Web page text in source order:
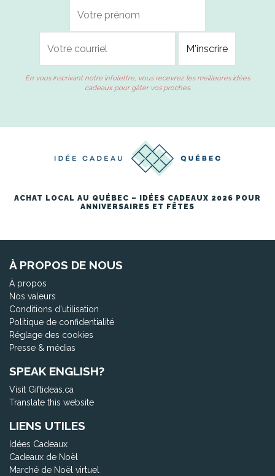
En vous inscrivant notre infolettre, vous recevrez les meilleures idées
cadeaux pour gâter vos proches.
ACHAT LOCAL AU QUÉBEC – IDÉES CADEAUX 2026 POUR
ANNIVERSAIRES ET FÊTES
À PROPOS DE NOUS
À propos
Nos valeurs
Conditions d'utilisation
Politique de confidentialité
Réglage des cookies
Presse & médias
SPEAK ENGLISH?
Visit Giftideas.ca
Translate this website
LIENS UTILES
Idées Cadeaux
Cadeaux de Noël
Marché de Noël virtuel